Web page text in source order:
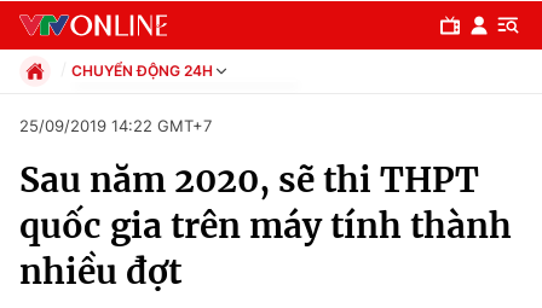
Chuyên mục
Chính trị
CHUYỂN ĐỘNG 24H
Xã hội
Pháp luật
Kinh tế
Thể thao
Truyền hình
Văn hóa - Giải trí
25/09/2019 14:22 GMT+7
Sau năm 2020, sẽ thi THPT
quốc gia trên máy tính thành
nhiều đợt